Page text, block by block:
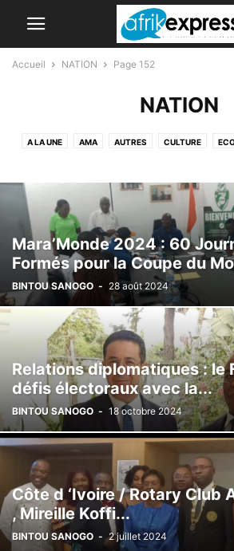
Accueil NATION Page 152
NATION
A LA UNE AMA AUTRES CULTURE
PEOPLE SOCIETE
Mara’Monde 2024 : 60
Formés pour la Coupe du
BINTOU SANOGO - 28 août 2024
Relations diplomatiques : le
défis électoraux avec la...
BINTOU SANOGO - 18 octobre 2024
Côte d ‘Ivoire / Rotary Club
, Mireille Koffi...
BINTOU SANOGO - 2 juillet 2024